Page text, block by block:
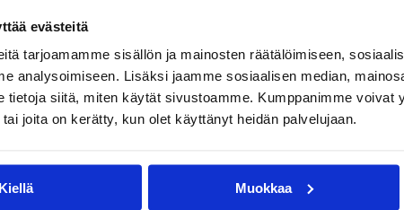
evästeitä
tarjoamamme sisällön ja mainosten räätälöimiseen,
analysoimiseen. Lisäksi jaamme sosiaalisen median,
tietoja siitä, miten käytät sivustoamme. Kumppanimme voivat
joita on kerätty, kun olet käyttänyt heidän palvelujaan.
Kiellä Muokkaa